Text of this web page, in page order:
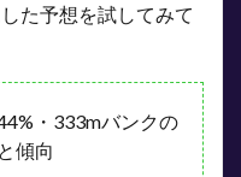
た予想を試してみて
・333mバンクの
傾向